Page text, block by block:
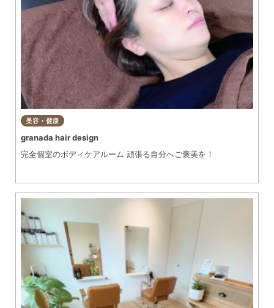
美容・健康
granada hair design
完全個室のボディケアルーム 頑張る自分へご褒美を！